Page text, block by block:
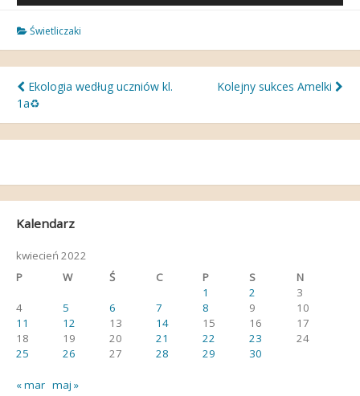
Świetliczaki
Nawigacja
wpisu
Ekologia według uczniów kl.
1a♻️
Kolejny sukces Amelki
Kalendarz
kwiecień 2022
P
W Ś C P S
N
1
2
3
4
5 6 7 8 9
10
11
12 13 14 15 16
17
18
19 20 21 22 23
24
25
26 27 28 29 30
« mar maj »